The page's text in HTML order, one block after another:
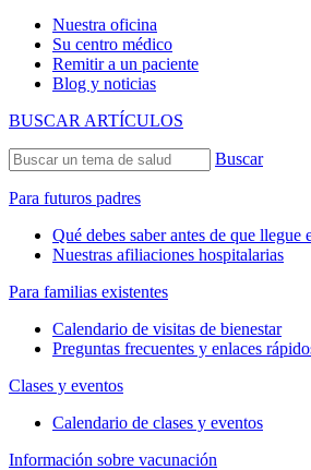
Nuestra oficina
Su centro médico
Remitir a un paciente
Blog y noticias
BUSCAR ARTÍCULOS
Buscar
Para futuros padres
Qué debes saber antes de que llegue
Nuestras afiliaciones hospitalarias
Para familias existentes
Calendario de visitas de bienestar
Preguntas frecuentes y enlaces
Clases y eventos
Calendario de clases y eventos
Información sobre vacunación